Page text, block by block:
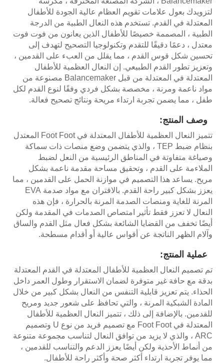
لتزويدك بعول علامات تقويم العظام عالية الجودة للأطفال
المعتدلة في القدم. تستخدم هذه النعال الطبية من الدرجة
الطبية ، المصممة خصيصًا للأطفال الذين يعانون من فوت فوت
معتدل ، دعمًا دقيقًا للتقدم وتكنولوجيا التصحيح لتهدف إلى
تحسين شكل قوس القدم ، مما يقلل من العبء على القدمين ،
وتعزيز تطور القدم الطبيعي. إن النعال العظمية للأطفال
المعتدلة في المعتدلة من قبل Balancemaker مصنوعة من
مواد ناعمة ومرنة ، مخصصة بشكل فردي وفقًا لنوع القدم لكل
طفل ، مما يضمن تجربة ارتداء مريحة ونتائج تصحيح فعالة.
وصف المنتج:
تتميز النعال العظمية للأطفال المعتدلة في Foot Foot المعتدل
بنظام ضبط TEP ، والذي يتضمن وضع منصات ذات سماكة
وصياغة متفاوتة في المناطق الرئيسية من النعل لضبط
الملاءمة على القدم ، وتحقيق مساحة مقدمة ناعمة بشكل
مريح. يساعد هذا التصميم في موازنة الحمل على القدمين ، مما
يعزز بشكل كبير راحة القدم. بالاقتران مع مواد صدمة EVA
المرنة للغاية ومنصات الصدمة المرنة بالحرارة ، فإن هذه
النعال لا تعزز فقط تأثير امتصاص الصدمات في المقدمة ولكن
أيضًا تخفف من القضايا الشائعة بشكل فعال مثل القدم والساق
وآلام الظهر الناتجة عن أقواس عالية أو أقدام مسطحة.
عملية المنتج:
تم تصميم النعال العظمية للأطفال المعتدلة في القدم المعتدلة
بدقة مع حافة غير متوفرة لضمان الاستقرار وطول العمر داخل
الحذاء. يتم تعزيز قابلية التنفس من النعال بشكل كبير من خلال
المادة الشبكية المرنة ، والتي تحافظ على شعور جديد ومريح
للقدمين. بالإضافة إلى ذلك ، تتميز النعال العظمية للأطفال
المعتدلة في Foot Foot مع تصميم فريد من نوع U وتصميم
ARC ، والذي لا يزيد من توافق النعال لتناسب مجموعة متنوعة
من أنماط الأحذية ولكن أيضًا يعزز الدعم والتناسب للقدمين ،
مما يوفر تجربة ارتداء أكثر صحة وأكثر راحة للأطفال.